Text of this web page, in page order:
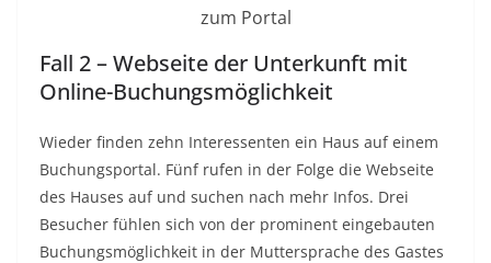
zum Portal
Fall 2 – Webseite der Unterkunft mit
Online-Buchungsmöglichkeit
Wieder finden zehn Interessenten ein Haus auf einem
Buchungsportal. Fünf rufen in der Folge die Webseite
des Hauses auf und suchen nach mehr Infos. Drei
Besucher fühlen sich von der prominent eingebauten
Buchungsmöglichkeit in der Muttersprache des Gastes